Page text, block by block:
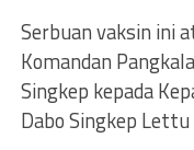
Serbuan vaksin ini
Komandan
Singkep kepada
Dabo Singkep